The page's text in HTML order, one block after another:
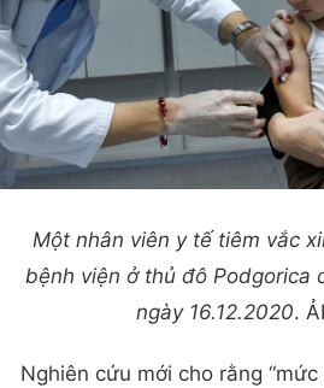
Một nhân viên y tế tiêm vắc
bệnh viện ở thủ đô Podgorica
ngày 16.12.2020.
Nghiên cứu mới cho rằng